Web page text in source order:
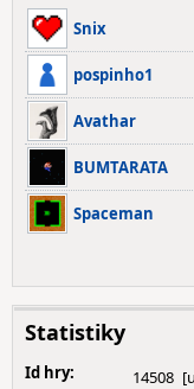
Snix
pospinho1
Avathar
BUMTARATA
Spaceman
Statistiky
Id hry:
14508